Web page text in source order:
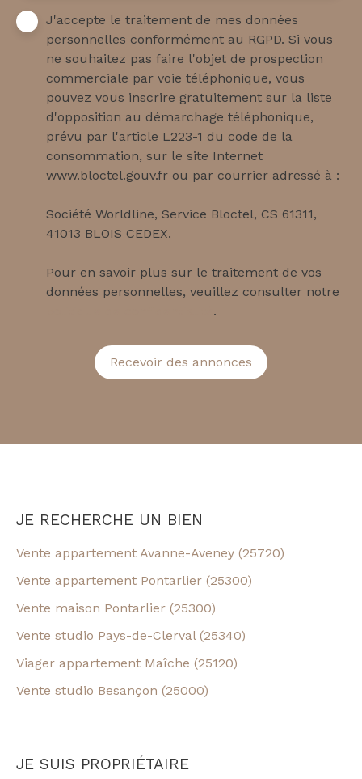
J'accepte le traitement de mes données
personnelles conformément au RGPD. Si vous
ne souhaitez pas faire l'objet de prospection
commerciale par voie téléphonique, vous
pouvez vous inscrire gratuitement sur la liste
d'opposition au démarchage téléphonique,
prévu par l'article L223-1 du code de la
consommation, sur le site Internet
www.bloctel.gouv.fr ou par courrier adressé à :
Société Worldline, Service Bloctel, CS 61311,
41013 BLOIS CEDEX.
Pour en savoir plus sur le traitement de vos
données personnelles, veuillez consulter notre
.
Recevoir des annonces
JE RECHERCHE UN BIEN
Vente appartement Avanne-Aveney (25720)
Vente appartement Pontarlier (25300)
Vente maison Pontarlier (25300)
Vente studio Pays-de-Clerval (25340)
Viager appartement Maîche (25120)
Vente studio Besançon (25000)
JE SUIS PROPRIÉTAIRE